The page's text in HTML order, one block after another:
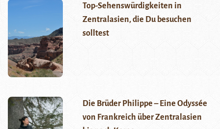
Top-Sehenswürdigkeiten in
Zentralasien, die Du besuchen
solltest
Die Brüder Philippe – Eine Odyssée
von Frankreich über Zentralasien